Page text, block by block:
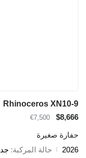
Rhinoceros XN10-9
$8,666
€7,500
حفارة صغيرة
2026
حالة المركبة جديد